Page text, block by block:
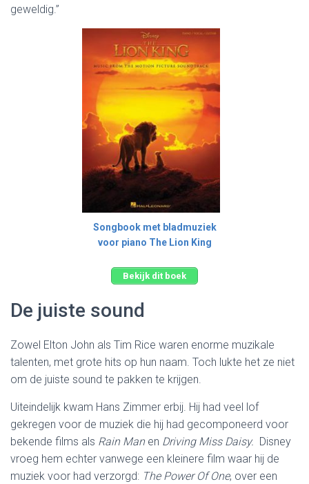
geweldig.”
Songbook met bladmuziek
voor piano The Lion King
Bekijk dit boek
De juiste sound
Zowel Elton John als Tim Rice waren enorme muzikale
talenten, met grote hits op hun naam. Toch lukte het ze niet
om de juiste sound te pakken te krijgen.
Uiteindelijk kwam Hans Zimmer erbij. Hij had veel lof
gekregen voor de muziek die hij had gecomponeerd voor
bekende films als Rain Manen Driving Miss Daisy. Disney
vroeg hem echter vanwege een kleinere film waar hij de
muziek voor had verzorgd: The Power Of One, over een